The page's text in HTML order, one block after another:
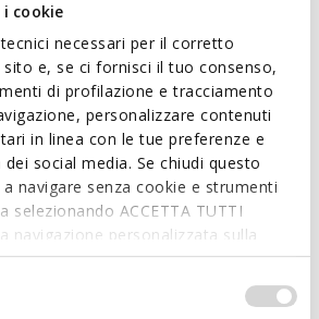
cookie
necessari per il corretto
e, se ci fornisci il tuo consenso,
di profilazione e tracciamento
personalizzare contenuti
in linea con le tue preferenze e
social media. Se chiudi questo
navigare senza cookie e strumenti
selezionando ACCETTA TUTTI
navigazione personalizzata sulla
interessi. Selezionando
anche scegliere quali cookies ed
autorizzare. Per maggiori
de piel lisa y una línea cónica que
y transpirable, Iacopo completa
oficina y para ocasiones especiales.
U659GB00043C9999
compra de este producto, estás
a respaldar las curtidurías
por el Leather Working Group